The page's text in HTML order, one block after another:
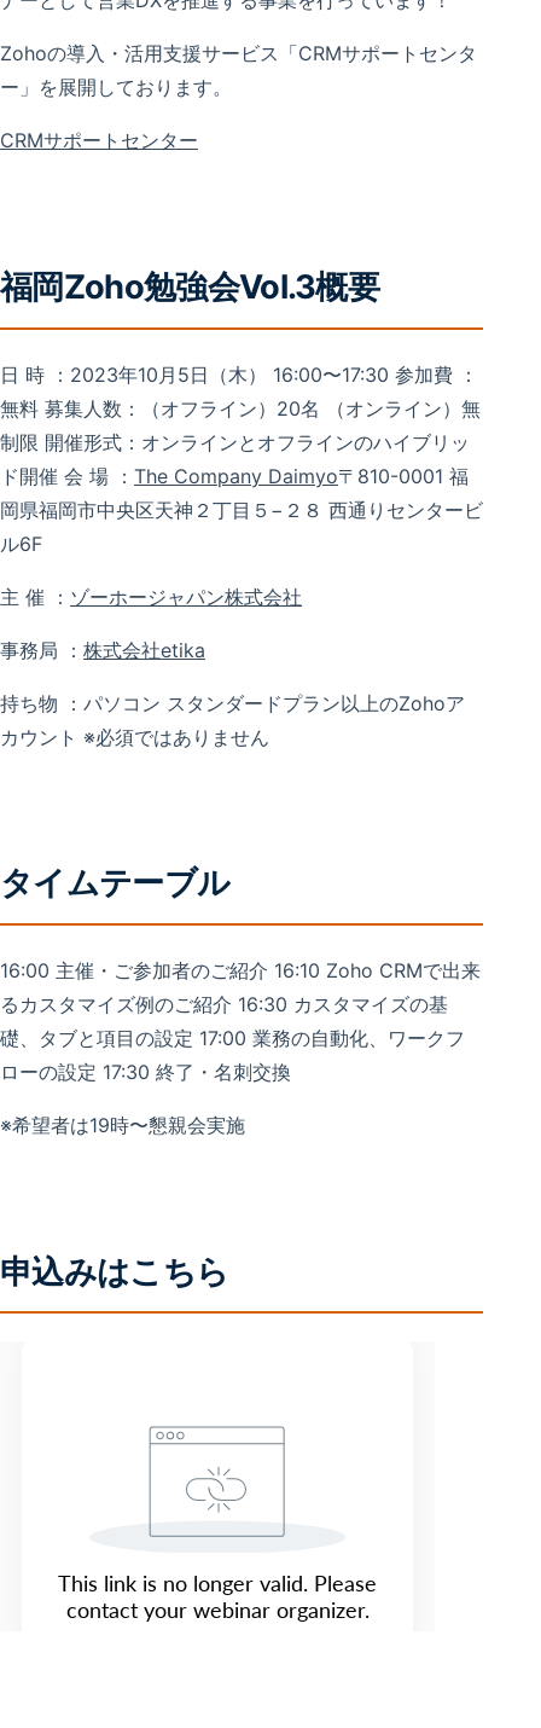
Zohoの導入・活用支援サービス「CRMサポートセンタ
ー」を展開しております。
CRMサポートセンター
福岡Zoho勉強会Vol.3概要
日 時 ：2023年10月5日（木） 16:00〜17:30 参加費 ：
無料 募集人数：（オフライン）20名 （オンライン）無
制限 開催形式：オンラインとオフラインのハイブリッ
ド開催 会 場 ： The Company Daimyo〒810-0001 福
岡県福岡市中央区天神２丁目５−２８ 西通りセンタービ
ル6F
主 催 ： ゾーホージャパン株式会社
事務局 ： 株式会社etika
持ち物 ：パソコン スタンダードプラン以上のZohoア
カウント ※必須ではありません
タイムテーブル
16:00 主催・ご参加者のご紹介 16:10 Zoho CRMで出来
るカスタマイズ例のご紹介 16:30 カスタマイズの基
礎、タブと項目の設定 17:00 業務の自動化、ワークフ
ローの設定 17:30 終了・名刺交換
※希望者は19時〜懇親会実施
申込みはこちら